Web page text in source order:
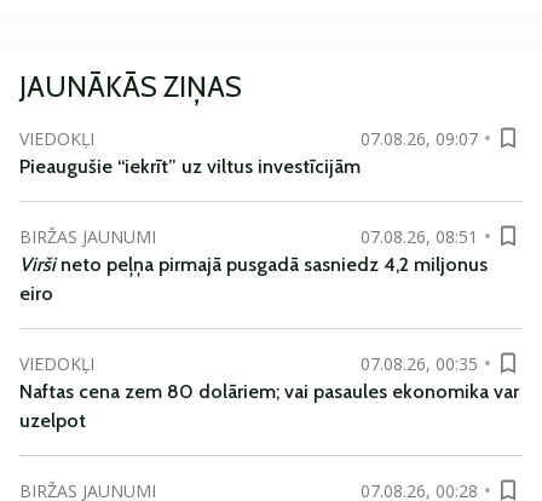
JAUNĀKĀS ZIŅAS
VIEDOKĻI
07.08.26, 09:07
Pieaugušie “iekrīt” uz viltus investīcijām
BIRŽAS JAUNUMI
07.08.26, 08:51
Viršineto peļņa pirmajā pusgadā sasniedz 4,2 miljonus
eiro
VIEDOKĻI
07.08.26, 00:35
Naftas cena zem 80 dolāriem; vai pasaules ekonomika var
uzelpot
BIRŽAS JAUNUMI 07.08.26, 00:28